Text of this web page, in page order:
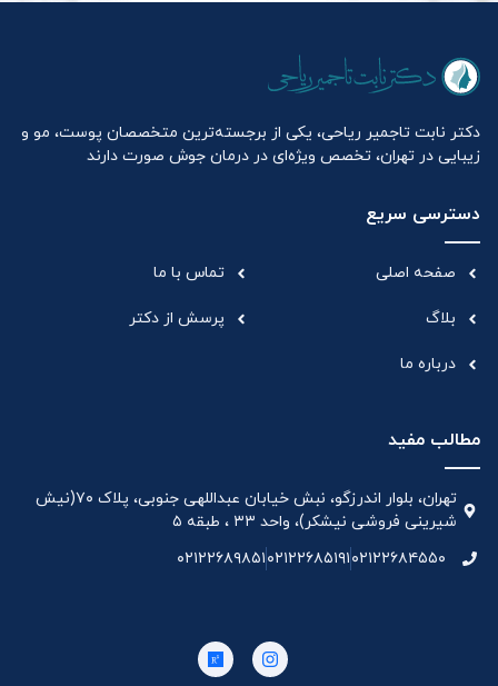
دکتر نابت تاجمیر ریاحی، یکی از برجسته‌ترین متخصصان پوست، مو و
زیبایی در تهران، تخصص ویژه‌ای در درمان جوش صورت دارند
دسترسی سریع
صفحه اصلی
بلاگ
درباره ما
تماس با ما
پرسش از دکتر
مطالب مفید
تهران، بلوار اندرزگو، نبش خیابان عبداللهی جنوبی، پلاک ۷۰(نیش
شیرینی فروشی نیشکر)، واحد ۳۳ ، طبقه ۵
۰۲۱۲۲۶۸۴۵۵۰۰۲۱۲۲۶۸۵۱۹۱۰۲۱۲۲۶۸۹۸۵۱